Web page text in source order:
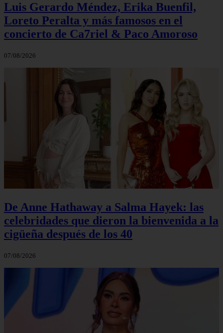
Luis Gerardo Méndez, Erika Buenfil,
Loreto Peralta y más famosos en el
concierto de Ca7riel & Paco Amoroso
07/08/2026
De Anne Hathaway a Salma Hayek: las
celebridades que dieron la bienvenida a la
cigüeña después de los 40
07/08/2026